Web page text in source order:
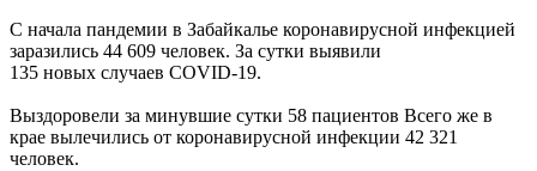
C начала пандемии в Забайкалье коронавирусной инфекцией
заразились 44 609 человек. За сутки выявили
135 новых случаев COVID-19.
Выздоровели за минувшие сутки 58 пациентов Всего же в
крае вылечились от коронавирусной инфекции 42 321
человек.